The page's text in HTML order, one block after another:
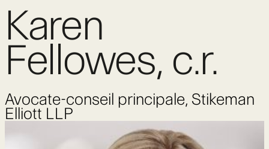
Karen
Fellowes, c.r.
Avocate-conseil principale, Stikeman
Elliott LLP